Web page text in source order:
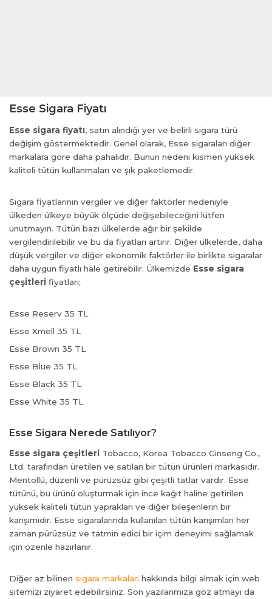
Esse Sigara Fiyatı
Esse sigara fiyatı, satın alındığı yer ve belirli sigara türü
değişim göstermektedir. Genel olarak, Esse sigaraları diğer
markalara göre daha pahalıdır. Bunun nedeni kısmen yüksek
kaliteli tütün kullanmaları ve şık paketlemedir.
Sigara fiyatlarının vergiler ve diğer faktörler nedeniyle
ülkeden ülkeye büyük ölçüde değişebileceğini lütfen
unutmayın. Tütün bazı ülkelerde ağır bir şekilde
vergilendirilebilir ve bu da fiyatları artırır. Diğer ülkelerde, daha
düşük vergiler ve diğer ekonomik faktörler ile birlikte sigaralar
daha uygun fiyatlı hale getirebilir. Ülkemizde Esse sigara
çeşitleri fiyatları;
Esse Reserv 35 TL
Esse Xmell 35 TL
Esse Brown 35 TL
Esse Blue 35 TL
Esse Black 35 TL
Esse White 35 TL
Esse Sigara Nerede Satılıyor?
Esse sigara çeşitleri Tobacco, Korea Tobacco Ginseng Co.,
Ltd. tarafından üretilen ve satılan bir tütün ürünleri markasıdır.
Mentollü, düzenli ve pürüzsüz gibi çeşitli tatlar vardır. Esse
tütünü, bu ürünü oluşturmak için ince kağıt haline getirilen
yüksek kaliteli tütün yaprakları ve diğer bileşenlerin bir
karışımıdır. Esse sigaralarında kullanılan tütün karışımları her
zaman pürüzsüz ve tatmin edici bir içim deneyimi sağlamak
için özenle hazırlanır.
Diğer az bilinen sigara markaları hakkında bilgi almak için web
sitemizi ziyaret edebilirsiniz. Son yazılarımıza göz atmayı da